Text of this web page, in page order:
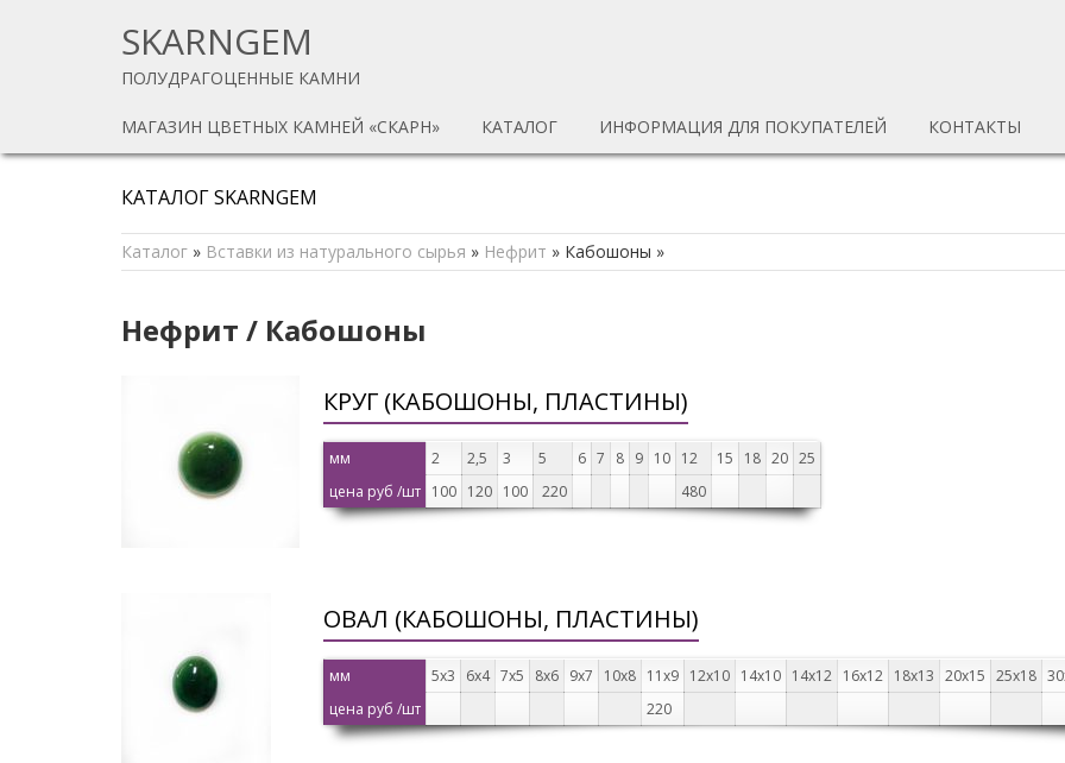
SKARNGEM
ПОЛУДРАГОЦЕННЫЕ КАМНИ
МАГАЗИН ЦВЕТНЫХ КАМНЕЙ «СКАРН» КАТАЛОГ ИНФОРМАЦИЯ ДЛЯ ПОКУПАТЕЛЕЙ КОНТАКТЫ
КАТАЛОГ SKARNGEM
Каталог » Вставки из натурального сырья » Нефрит » Кабошоны »
Нефрит / Кабошоны
КРУГ (КАБОШОНЫ, ПЛАСТИНЫ)
мм 2 2,5 3 5 6 7 8 9 10 12 15 18 20 25
цена руб /шт 100 120 100 220 480
ОВАЛ (КАБОШОНЫ, ПЛАСТИНЫ)
мм 5х3 6х4 7х5 8х6 9х7 10х8 11х9 12х10 14х10 14х12 16х12 18х13 20х15 25х18
цена руб /шт
220